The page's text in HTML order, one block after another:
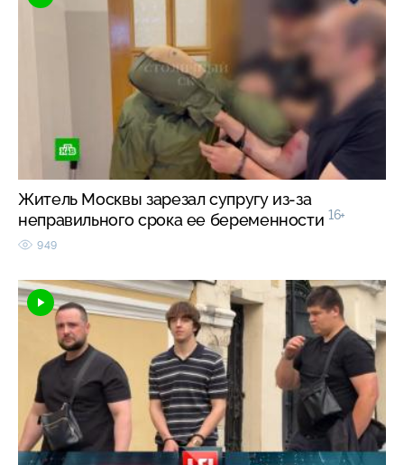
Житель Москвы зарезал супругу из-за
неправильного срока ее беременности 16+
949